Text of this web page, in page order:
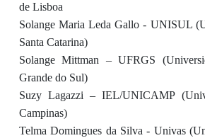
de Lisboa
Solange Maria Leda Gallo - UNISUL
Santa Catarina)
Solange Mittman – UFRGS
Grande do Sul)
Suzy Lagazzi – IEL/UNICAMP
Campinas)
Telma Domingues da Silva - Univas